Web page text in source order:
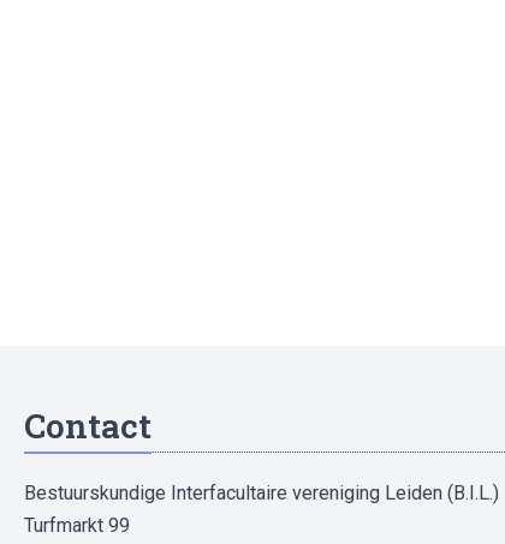
Contact
Bestuurskundige Interfacultaire vereniging Leiden (B.I.L.)
Turfmarkt 99